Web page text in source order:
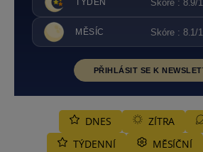
TÝDEN Skóre : 8.9/
MĚSÍC Skóre : 8.1/
PŘIHLÁSIT SE K
DNES ZÍTRA
TÝDENNÍ
MĚSÍČNÍ